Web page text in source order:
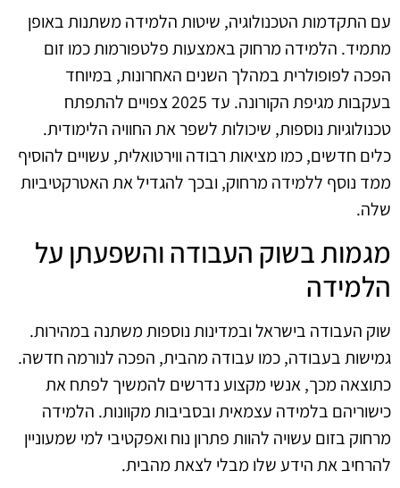
עם התקדמות הטכנולוגיה, שיטות הלמידה משתנות באופן
מתמיד. הלמידה מרחוק באמצעות פלטפורמות כמו זום
הפכה לפופולרית במהלך השנים האחרונות, במיוחד
בעקבות מגיפת הקורונה. עד 2025 צפויים להתפתח
טכנולוגיות נוספות, שיכולות לשפר את החוויה הלימודית.
כלים חדשים, כמו מציאות רבודה ווירטואלית, עשויים להוסיף
ממד נוסף ללמידה מרחוק, ובכך להגדיל את האטרקטיביות
שלה.
מגמות בשוק העבודה והשפעתן על
הלמידה
שוק העבודה בישראל ובמדינות נוספות משתנה במהירות.
גמישות בעבודה, כמו עבודה מהבית, הפכה לנורמה חדשה.
כתוצאה מכך, אנשי מקצוע נדרשים להמשיך לפתח את
כישוריהם בלמידה עצמאית ובסביבות מקוונות. הלמידה
מרחוק בזום עשויה להוות פתרון נוח ואפקטיבי למי שמעוניין
להרחיב את הידע שלו מבלי לצאת מהבית.